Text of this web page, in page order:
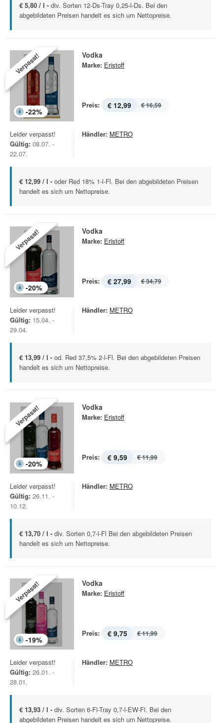
€ 5,80 / l - div. Sorten 12-Ds-Tray 0,25-l-Ds. Bei den
abgebildeten Preisen handelt es sich um Nettopreise.
Verpasst!
-22%
Vodka
Marke: Eristoff
Preis: € 12,99 € 16,59
Leider verpasst!
Gültig: 08.07. -
22.07.
Händler: METRO
€ 12,99 / l - oder Red 18% 1-l-Fl. Bei den abgebildeten Preisen
handelt es sich um Nettopreise.
Verpasst!
-20%
Vodka
Marke: Eristoff
Preis: € 27,99 € 34,79
Leider verpasst!
Gültig: 15.04. -
29.04.
Händler: METRO
€ 13,99 / l - od. Red 37,5% 2-l-Fl. Bei den abgebildeten Preisen
handelt es sich um Nettopreise.
Verpasst!
-20%
Vodka
Marke: Eristoff
Preis: € 9,59 € 11,99
Leider verpasst!
Gültig: 26.11. -
10.12.
Händler: METRO
€ 13,70 / l - div. Sorten 0,7-l-Fl Bei den abgebildeten Preisen
handelt es sich um Nettopreise.
Verpasst!
-19%
Vodka
Marke: Eristoff
Preis: € 9,75 € 11,99
Leider verpasst!
Gültig: 26.01. -
28.01.
Händler: METRO
€ 13,93 / l - div. Sorten 6-Fl-Tray 0,7-l-EW-Fl. Bei den
abgebildeten Preisen handelt es sich um Nettopreise.